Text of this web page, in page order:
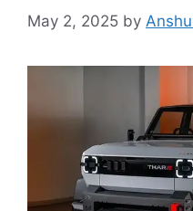
May 2, 2025 by